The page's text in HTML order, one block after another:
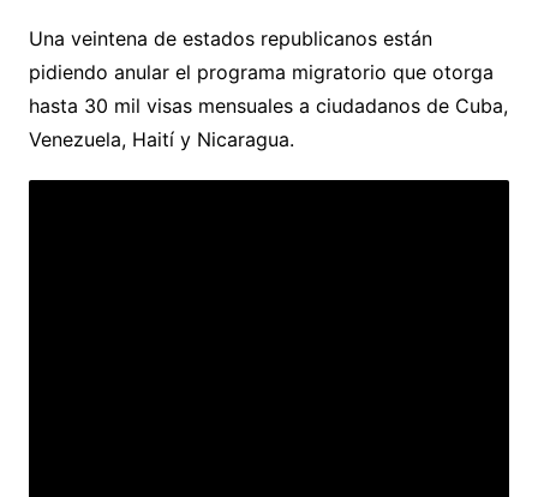
Una veintena de estados republicanos están
pidiendo anular el programa migratorio que otorga
hasta 30 mil visas mensuales a ciudadanos de Cuba,
Venezuela, Haití y Nicaragua.